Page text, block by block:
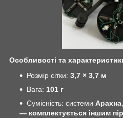
Особливості та
Розмір сітки: 3,7 × 3,7 м
Вага: 101 г
Сумісність: системи Арахна
— комплектується іншим